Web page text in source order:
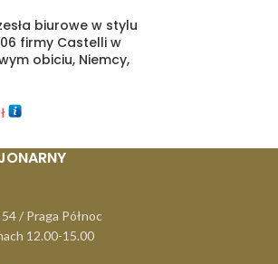
biurowe w stylu
firmy Castelli w
obiciu, Niemcy,
/ Praga Północ
12.00-15.00